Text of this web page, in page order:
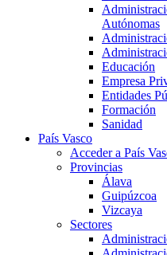
Autónomas
Educación
Empresa
Entidades
Formación
Sanidad
País Vasco
Acceder a País
Provincias
Álava
Guipúzcoa
Vizcaya
Sectores